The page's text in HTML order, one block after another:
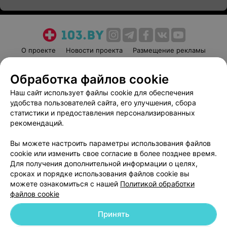
О проекте Новости проекта
Размещение рекламы
Пользовательское соглашение
Способы оплаты
Вакансии
Партнеры
Написать руководителю 103.by
Обработка персональных данных
© 2026 ООО «Артокс Лаб», УНП 191700409 | 220012, Республика Беларусь,
Обработка файлов cookie
Наш сайт использует файлы cookie для обеспечения
удобства пользователей сайта, его улучшения, сбора
статистики и предоставления персонализированных
рекомендаций.
Вы можете настроить параметры использования файлов
cookie или изменить свое согласие в более позднее время.
Для получения дополнительной информации о целях,
сроках и порядке использования файлов cookie вы
можете ознакомиться с нашей Политикой обработки
файлов cookie
Принять